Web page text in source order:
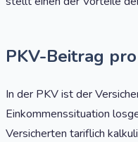
PKV-Beitrag
In der PKV ist der
Einkommenssituation
Versicherten tariflich